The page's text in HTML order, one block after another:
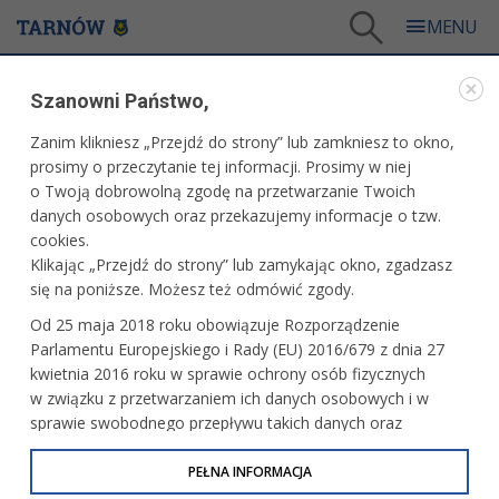
Zawody jeździeckie w Klikowej
WARTO ZOBACZYĆ
ZAWODY JEŹDZIECKIE W KLIKOWEJ
20-21 lipca 2013 r.fot. Jeremiasz Filip
Szanowni Państwo,
Zanim klikniesz „Przejdź do strony” lub zamkniesz to okno,
prosimy o przeczytanie tej informacji. Prosimy w niej
o Twoją dobrowolną zgodę na przetwarzanie Twoich
danych osobowych oraz przekazujemy informacje o tzw.
cookies.
Klikając „Przejdź do strony” lub zamykając okno, zgadzasz
się na poniższe. Możesz też odmówić zgody.
Od 25 maja 2018 roku obowiązuje Rozporządzenie
Parlamentu Europejskiego i Rady (EU) 2016/679 z dnia 27
kwietnia 2016 roku w sprawie ochrony osób fizycznych
w związku z przetwarzaniem ich danych osobowych i w
sprawie swobodnego przepływu takich danych oraz
uchylenia dyrektywy 95/46/WE (określane jako RODO, GDPR
lub Ogólne Rozporządzenie o Ochronie Danych
PEŁNA INFORMACJA